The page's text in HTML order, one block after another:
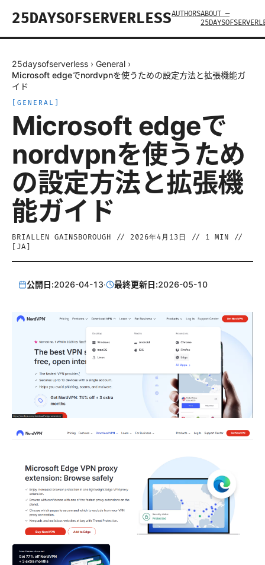
25DAYSOFSERVERLESSAUTHORSABOUT —
25daysofserverless › General ›
Microsoft edgeでnordvpnを使うための設定方法と拡張機能ガ
イド
GENERAL
Microsoft edgeで
nordvpnを使うため
の設定方法と拡張機
能ガイド
BRIALLEN GAINSBOROUGH // 2026年4月13日 // 1 MIN //
JA
公開日:2026-04-13· 最終更新日:2026-05-10